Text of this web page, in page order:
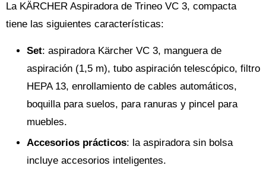
La KÄRCHER Aspiradora de Trineo VC 3, compacta
tiene las siguientes características:
Set: aspiradora Kärcher VC 3, manguera de
aspiración (1,5 m), tubo aspiración telescópico, filtro
HEPA 13, enrollamiento de cables automáticos,
boquilla para suelos, para ranuras y pincel para
muebles.
Accesorios prácticos: la aspiradora sin bolsa
incluye accesorios inteligentes.